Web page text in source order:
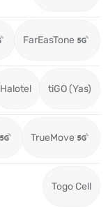
FarEasTone
Halotel tiGO (Yas)
TrueMove
Togo Cell